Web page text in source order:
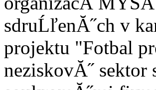
sdruĹľenĂ˝ch v
projektu "Fotbal
neziskovĂ˝ sektor